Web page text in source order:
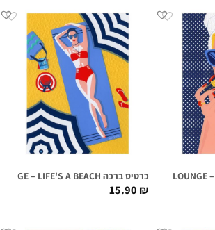
כרטיס ברכה FIRST CLASS LOUNGE – LIFE'S A BEACH
15.90₪